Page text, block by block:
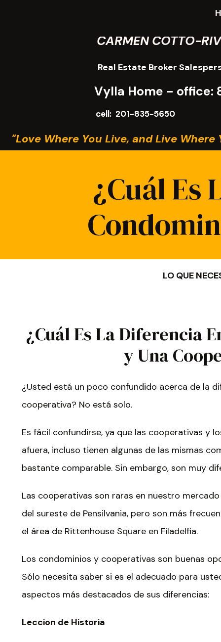
CARMEN COTTO-
"Love Where You Live, and Live Where
Vylla Home - office:
cell: 201-835-5650
Real Estate Broker
¿Cuál Es
¿Cuál Es La Diferencia
y Una
¿Usted está un poco confundido acerca de la
cooperativa? No está solo.
Es fácil confundirse, ya que las cooperativas y
afuera, incluso tienen algunas de las mismas
bastante comparable. Sin embargo, son muy
Las cooperativas son raras en nuestro
del sureste de Pensilvania, pero son más
el área de Rittenhouse Square en Filadelfia.
Los condominios y cooperativas son buenas
Sólo necesita saber si es el adecuado para
aspectos más destacados de sus diferencias:
Leccion de Historia
LO QUE